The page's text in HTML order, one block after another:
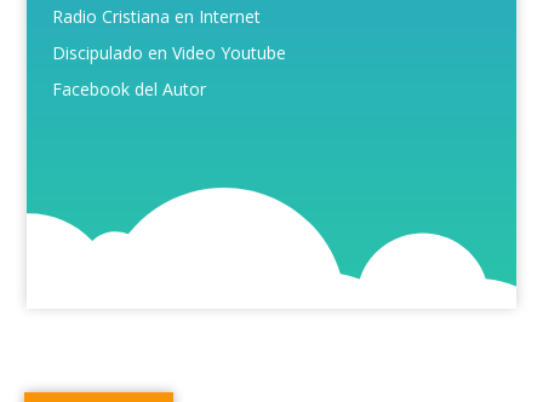
Radio Cristiana en Internet
Discipulado en Video Youtube
Facebook del Autor